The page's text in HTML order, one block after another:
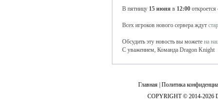
В пятницу 15 июня в 12:00
Всех игроков нового сервера ждут
Обсудить эту новость вы можете на
С уважением, Команда Dragon Knight
Главная Политика
COPYRIGHT © 2014-2026